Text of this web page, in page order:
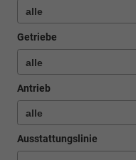
Getriebe
Antrieb
Ausstattungslinie